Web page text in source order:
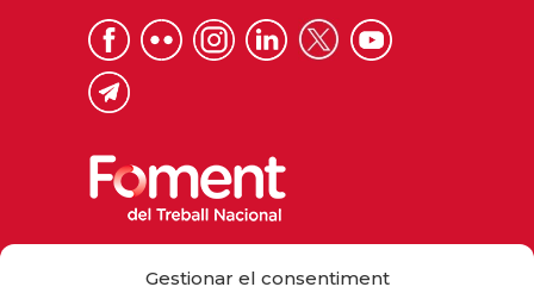
Gestionar el consentiment